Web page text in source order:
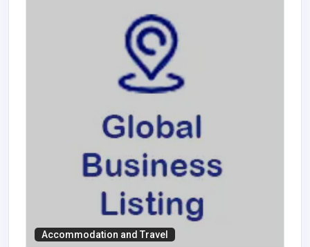
Accommodation and Travel